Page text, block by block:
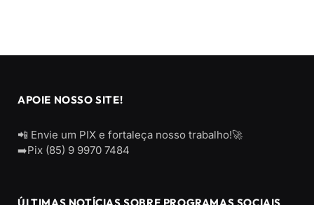
APOIE NOSSO SITE!
📲 Envie um PIX e fortaleça nosso trabalho!🚀
➡️Pix (85) 9 9970 7484